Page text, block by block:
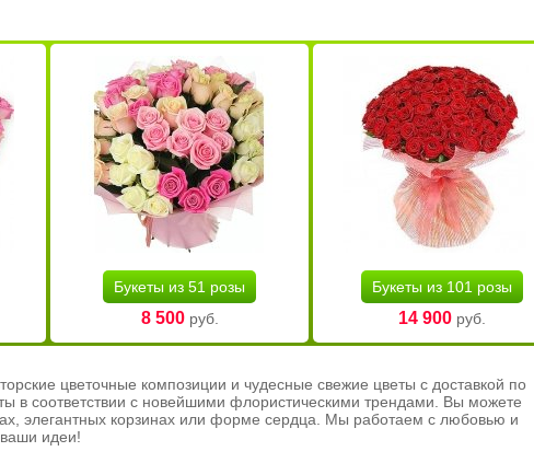
Букеты из 51 розы
8 500руб.
Букеты из 101 розы
14 900руб.
цветочные композиции и чудесные свежие цветы с доставкой по
в соответствии с новейшими флористическими трендами. Вы можете
элегантных корзинах или форме сердца. Мы работаем с любовью и
идеи!